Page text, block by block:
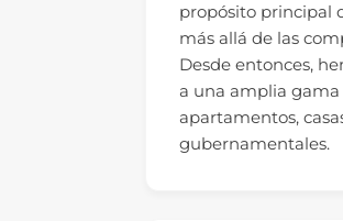
propósito principal
más allá de las
Desde entonces,
a una amplia gama
apartamentos,
gubernamentales.